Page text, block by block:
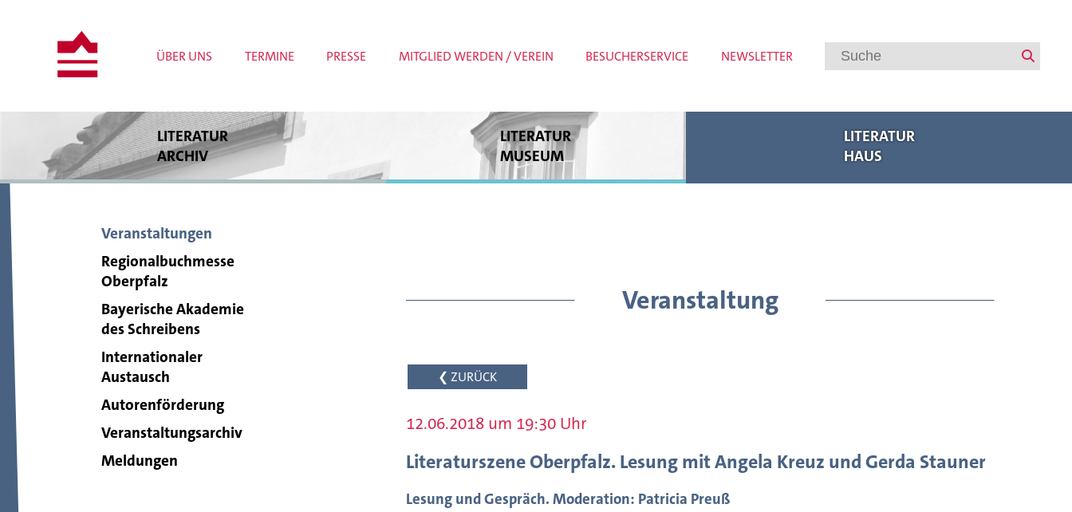
ÜBER UNS TERMINE PRESSE MITGLIED WERDEN / VEREIN BESUCHERSERVICE NEWSLETTER
LITERATUR
ARCHIV
Bestände
Archivrecherche
Publikationen
Wissenschaftliche Projekte
Tagungen und Workshops
LITERATUR
MUSEUM
Dauerausstellung
LITERATUR
HAUS
Veranstaltungen
Veranstaltungen
Regionalbuchmesse
Oberpfalz
Bayerische Akademie
des Schreibens
Internationaler
Austausch
Autorenförderung
Veranstaltungsarchiv
Meldungen
Veranstaltung
❮ ZURÜCK
12.06.2018 um 19:30 Uhr
Literaturszene Oberpfalz. Lesung mit Angela Kreuz und Gerda Stauner
Lesung und Gespräch. Moderation: Patricia Preuß